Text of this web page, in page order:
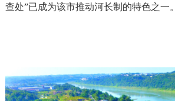
查处”已成为该市推动河长制的特色之一。